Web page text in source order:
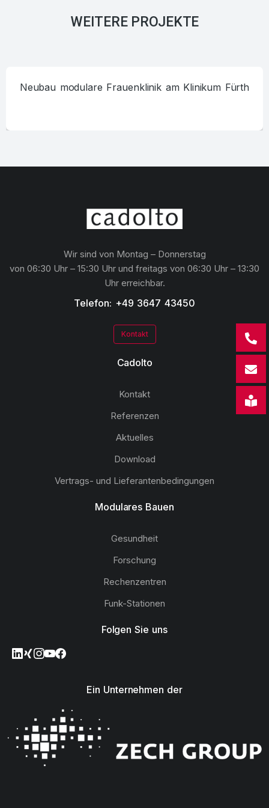
WEITERE PROJEKTE
Neubau modulare Frauenklinik am Klinikum Fürth
Wir sind von Montag – Donnerstag
von 06:30 Uhr – 15:30 Uhr und freitags von 06:30 Uhr – 13:30
Uhr erreichbar.
Telefon: +49 3647 43450
Kontakt
Cadolto
Kontakt
Referenzen
Aktuelles
Download
Vertrags- und Lieferantenbedingungen
Modulares Bauen
Gesundheit
Forschung
Rechenzentren
Funk-Stationen
Folgen Sie uns
Ein Unternehmen der